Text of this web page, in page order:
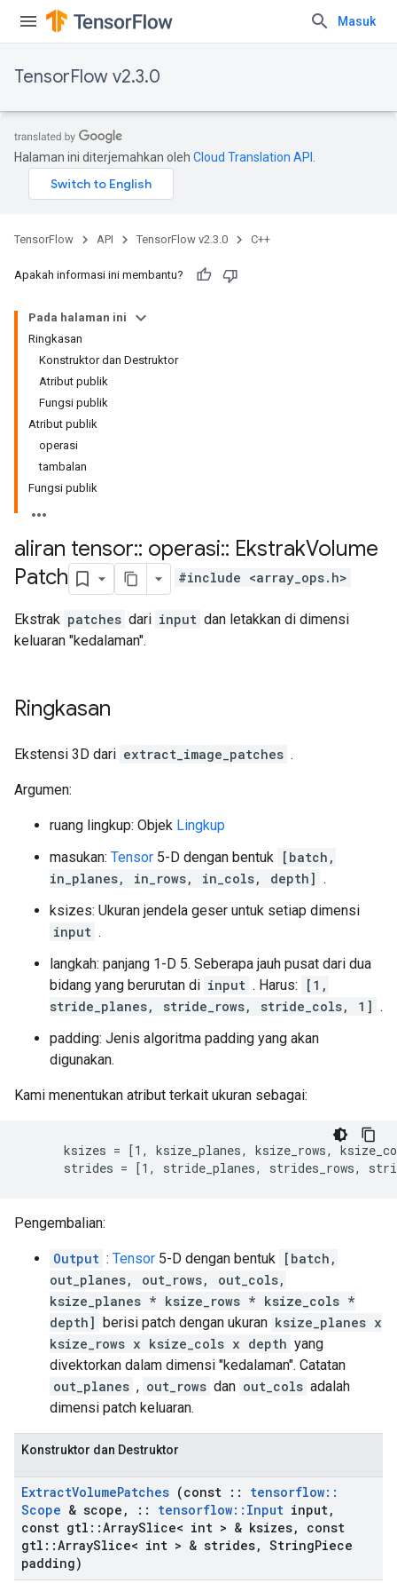
Masuk
TensorFlow v2.3.0
Halaman ini diterjemahkan oleh Cloud Translation API
TensorFlow API TensorFlow v2.3.0 C++
Apakah informasi ini membantu?
Pada halaman ini
Ringkasan
Konstruktor dan Destruktor
Atribut publik
Fungsi publik
Atribut publik
operasi
tambalan
Fungsi publik
aliran tensor:: operasi:: EkstrakVolume
Patch
#include <array_ops.h>
Ekstrak patches dari input dan letakkan di dimensi
keluaran "kedalaman".
Ringkasan
Ekstensi 3D dari extract_image_patches .
Argumen:
ruang lingkup: Objek Lingkup
masukan: Tensor 5-D dengan bentuk [batch,
in_planes, in_rows, in_cols, depth] .
ksizes: Ukuran jendela geser untuk setiap dimensi
input .
langkah: panjang 1-D 5. Seberapa jauh pusat dari dua
bidang yang berurutan di input . Harus:
[1,
stride_planes, stride_rows, stride_cols, 1] .
padding: Jenis algoritma padding yang akan
digunakan.
Kami menentukan atribut terkait ukuran sebagai:
ksizes = [1, ksize_planes, ksize_rows,
strides = [1, stride_planes, strides_rows,
Pengembalian:
Output : Tensor 5-D dengan bentuk [batch,
out_planes, out_rows, out_cols,
ksize_planes * ksize_rows * ksize_cols *
depth] berisi patch dengan ukuran ksize_planes x
ksize_rows x ksize_cols x depth yang
divektorkan dalam dimensi "kedalaman". Catatan
out_planes , out_rows dan out_cols adalah
dimensi patch keluaran.
Konstruktor dan Destruktor
ExtractVolumePatches (const :: tensorflow::
Scope & scope , :: tensorflow:: Input input,
const gtl ::ArraySlice< int > & ksizes,
const
gtl ::ArraySlice< int > & strides, StringPiece
padding)